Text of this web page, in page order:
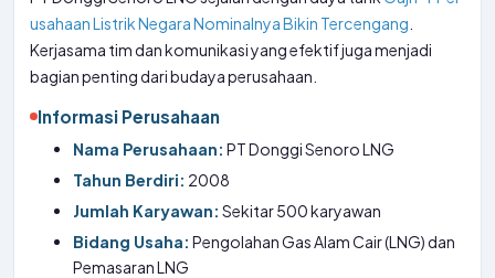
usahaan Listrik Negara Nominalnya Bikin Tercengang
Kerjasama tim dan komunikasi yang efektif juga menjadi
bagian penting dari budaya perusahaan.
Informasi Perusahaan
Nama Perusahaan: PT Donggi Senoro LNG
Tahun Berdiri: 2008
Jumlah Karyawan: Sekitar 500 karyawan
Bidang Usaha: Pengolahan Gas Alam Cair (LNG) dan
Pemasaran LNG